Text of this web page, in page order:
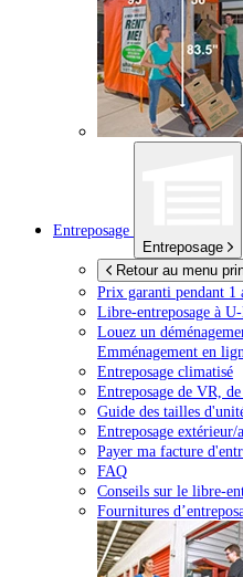
Entreposage
Entreposage
Retour au menu
Prix garanti pendant 1
Libre-entreposage à
Louez un
Emménagement en
Entreposage climatisé
Entreposage de VR,
Guide des tailles
Entreposage extérieur/
Payer ma facture
FAQ
Conseils sur le libre-
Fournitures